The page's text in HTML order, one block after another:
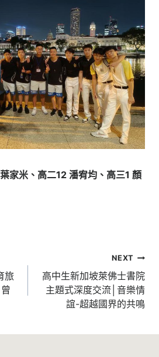
家米、高二12 潘宥均、高三1 顏
旅
NEXT
高中生新加坡萊佛士書院
主題式深度交流│音樂情
誼-超越國界的共鳴